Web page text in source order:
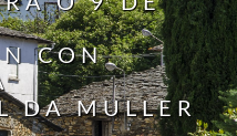
CON
DA MULLER